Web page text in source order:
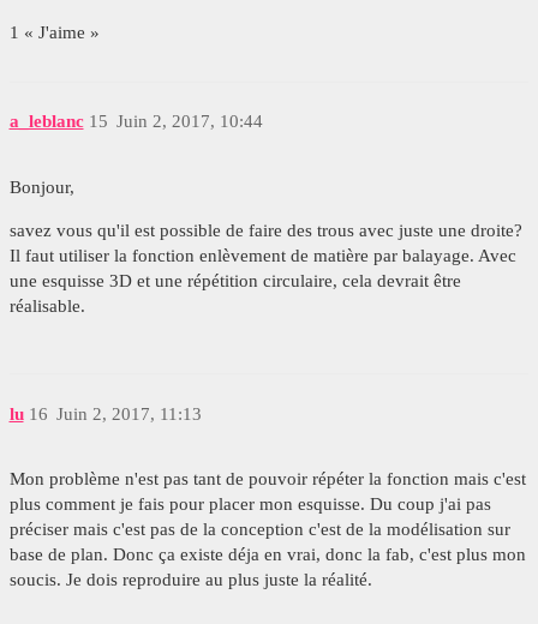
1 « J'aime »
a_leblanc Juin 2, 2017, 10:44
15
Bonjour,
savez vous qu'il est possible de faire des trous avec juste une droite?
Il faut utiliser la fonction enlèvement de matière par balayage. Avec
une esquisse 3D et une répétition circulaire, cela devrait être
réalisable.
lu Juin 2, 2017, 11:13
16
Mon problème n'est pas tant de pouvoir répéter la fonction mais c'est
plus comment je fais pour placer mon esquisse. Du coup j'ai pas
préciser mais c'est pas de la conception c'est de la modélisation sur
base de plan. Donc ça existe déja en vrai, donc la fab, c'est plus mon
soucis. Je dois reproduire au plus juste la réalité.